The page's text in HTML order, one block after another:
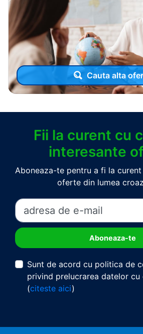
Cauta alta
Fii la curent cu
interesante
Aboneaza-te pentru a fi la
oferte din lumea
Sunt de acord cu politica de
privind prelucrarea datelor cu
(citeste aici)